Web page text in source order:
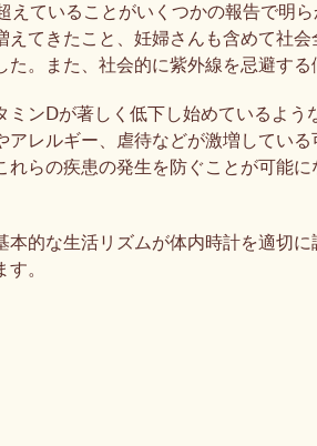
えていることがいくつかの報告で明
えてきたこと、妊婦さんも含めて社
た。また、社会的に紫外線を忌避する
ミンⅮが著しく低下し始めているよ
レルギー、虐待などが激増してい
れらの疾患の発生を防ぐことが可能
的な生活リズムが体内時計を適切
。